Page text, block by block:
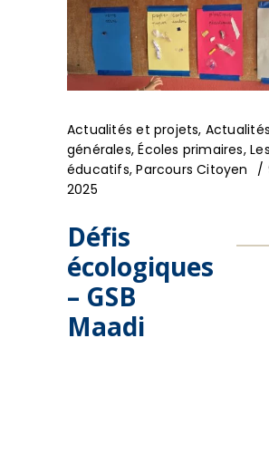
Actualités et projets, Actualités
générales,Écoles primaires,
éducatifs,Parcours Citoyen
2025
Défis
écologiques
– GSB
Maadi